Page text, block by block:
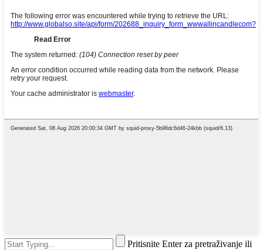
Pritisnite Enter za pretraživanje ili